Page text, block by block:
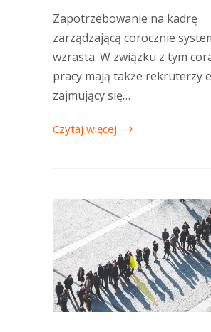
Zapotrzebowanie na kadrę
zarządzającą corocznie
wzrasta. W związku z tym
pracy mają także rekruterzy
zajmujący się…
Czytaj więcej